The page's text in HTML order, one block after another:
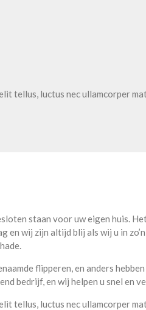
tellus, luctus nec ullamcorper
staan voor uw eigen huis.
wij zijn altijd blij als wij u in
flipperen, en anders
bedrijf, en wij helpen u snel en
tellus, luctus nec ullamcorper